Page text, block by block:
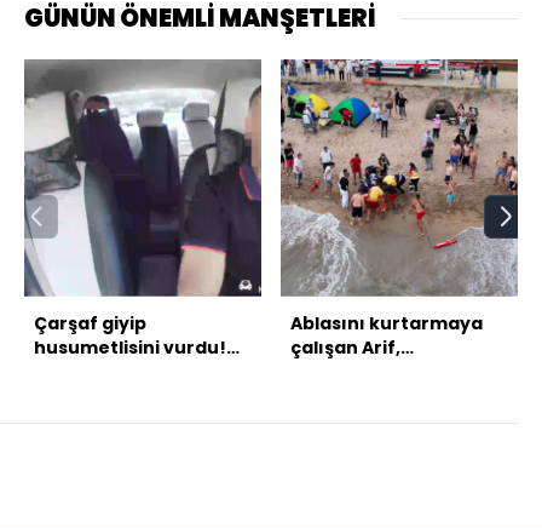
GÜNÜN ÖNEMLİ MANŞETLERİ
Çarşaf giyip
husumetlisini vurdu!
Ablasını kurtarmaya
çalışan Arif,